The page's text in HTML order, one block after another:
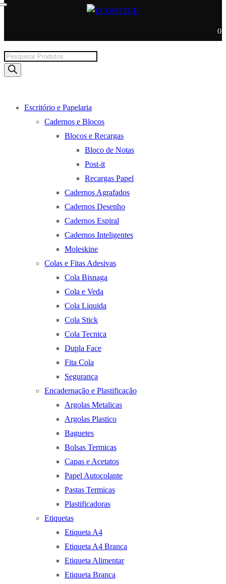
0
Products
search
Escritório e Papelaria
Cadernos e Blocos
Blocos e Recargas
Bloco de Notas
Post-it
Recargas Papel
Cadernos Agrafados
Cadernos Desenho
Cadernos Espiral
Cadernos Inteligentes
Moleskine
Colas e Fitas Adesivas
Cola Bisnaga
Cola e Veda
Cola Liquida
Cola Stick
Cola Tecnica
Dupla Face
Fita Cola
Segurança
Encadernação e Plastificação
Argolas Metalicas
Argolas Plastico
Baguetes
Bolsas Termicas
Capas e Acetatos
Papel Autocolante
Pastas Termicas
Plastificadoras
Etiquetas
Etiqueta A4
Etiqueta A4 Branca
Etiqueta Alimentar
Etiqueta Branca